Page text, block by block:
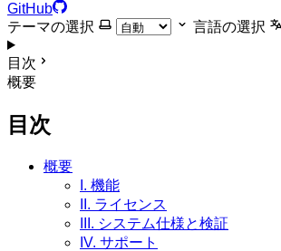
GitHub
テーマの選択
言語の選択
目次
概要
目次
概要
I. 機能
II. ライセンス
III. システム仕様と検証
IV. サポート